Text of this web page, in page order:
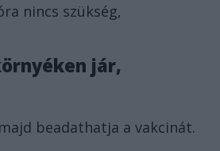
nincs szükség,
jár,
beadathatja a vakcinát.